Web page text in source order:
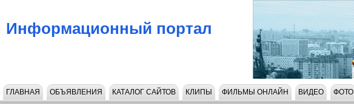
Информационный портал
ГЛАВНАЯ ОБЪЯВЛЕНИЯ КАТАЛОГ САЙТОВ КЛИПЫ ФИЛЬМЫ ОНЛАЙН ВИДЕО ФОТО